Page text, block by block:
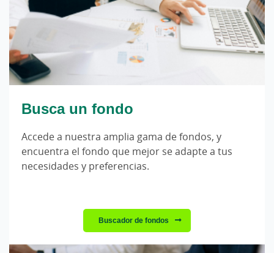
Busca un fondo
Accede a nuestra amplia gama de fondos, y
encuentra el fondo que mejor se adapte a tus
necesidades y preferencias.
Buscador de fondos